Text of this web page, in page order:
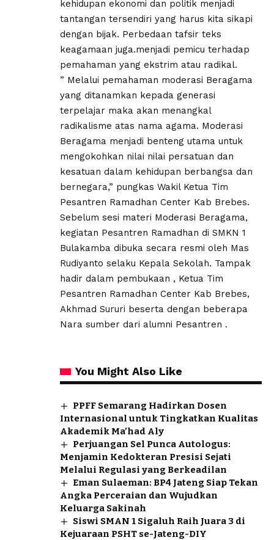
kehidupan ekonomi dan politik menjadi
tantangan tersendiri yang harus kita sikapi
dengan bijak. Perbedaan tafsir teks
keagamaan juga.menjadi pemicu terhadap
pemahaman yang ekstrim atau radikal.
” Melalui pemahaman moderasi Beragama
yang ditanamkan kepada generasi
terpelajar maka akan menangkal
radikalisme atas nama agama. Moderasi
Beragama menjadi benteng utama untuk
mengokohkan nilai nilai persatuan dan
kesatuan dalam kehidupan berbangsa dan
bernegara,” pungkas Wakil Ketua Tim
Pesantren Ramadhan Center Kab Brebes.
Sebelum sesi materi Moderasi Beragama,
kegiatan Pesantren Ramadhan di SMKN 1
Bulakamba dibuka secara resmi oleh Mas
Rudiyanto selaku Kepala Sekolah. Tampak
hadir dalam pembukaan , Ketua Tim
Pesantren Ramadhan Center Kab Brebes,
Akhmad Sururi beserta dengan beberapa
Nara sumber dari alumni Pesantren .
You Might Also Like
PPFF Semarang Hadirkan Dosen
Internasional untuk Tingkatkan Kualitas
Akademik Ma’had Aly
Perjuangan Sel Punca Autologus:
Menjamin Kedokteran Presisi Sejati
Melalui Regulasi yang Berkeadilan
Eman Sulaeman: BP4 Jateng Siap Tekan
Angka Perceraian dan Wujudkan
Keluarga Sakinah
Siswi SMAN 1 Sigaluh Raih Juara 3 di
Kejuaraan PSHT se-Jateng-DIY